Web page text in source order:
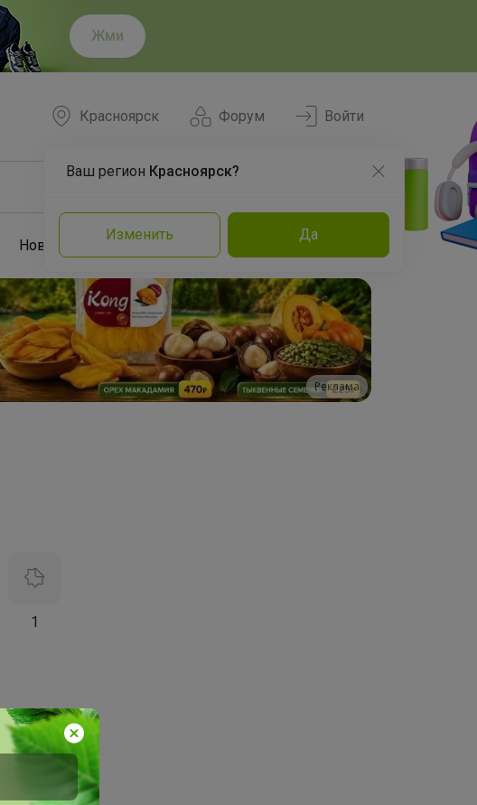
Жми
Форум
Красноярск
Ваш регион Красноярск?
Изменить Да
Войти
Новости Команда Эксперты
Реклама
1